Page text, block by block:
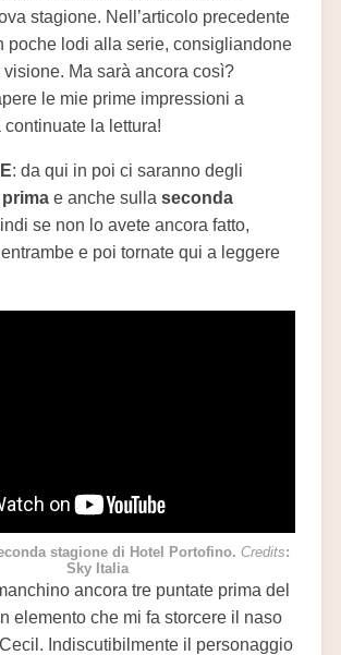
stagione. Nell’articolo precedente
poche lodi alla serie, consigliandone
visione. Ma sarà ancora così?
le mie prime impressioni a
la lettura!
: da qui in poi ci saranno degli
prima e anche sulla seconda
se non lo avete ancora fatto,
e poi tornate qui a leggere
stagione di Hotel Portofino. Credits:
Sky Italia
ancora tre puntate prima del
elemento che mi fa storcere il naso
Indiscutibilmente il personaggio